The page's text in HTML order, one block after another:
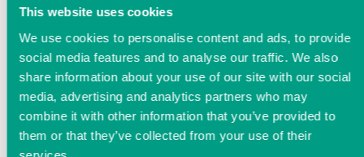
This website uses cookies
We use cookies to personalise content and ads, to provide
social media features and to analyse our traffic. We also
share information about your use of our site with our social
media, advertising and analytics partners who may
combine it with other information that you’ve provided to
them or that they’ve collected from your use of their